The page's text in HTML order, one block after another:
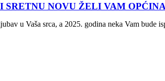
NOVU ŽELI VAM
u Vaša srca, a 2025. godina neka Vam bude